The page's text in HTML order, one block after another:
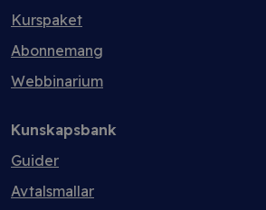
Kurspaket
Abonnemang
Webbinarium
Kunskapsbank
Guider
Avtalsmallar